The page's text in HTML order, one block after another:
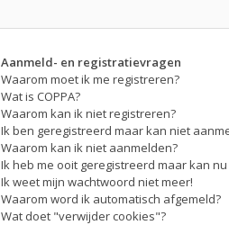
Aanmeld- en registratievragen
Waarom moet ik me registreren?
Wat is COPPA?
Waarom kan ik niet registreren?
Ik ben geregistreerd maar kan niet
Waarom kan ik niet aanmelden?
Ik heb me ooit geregistreerd maar kan
Ik weet mijn wachtwoord niet meer!
Waarom word ik automatisch afgemeld?
Wat doet "verwijder cookies"?